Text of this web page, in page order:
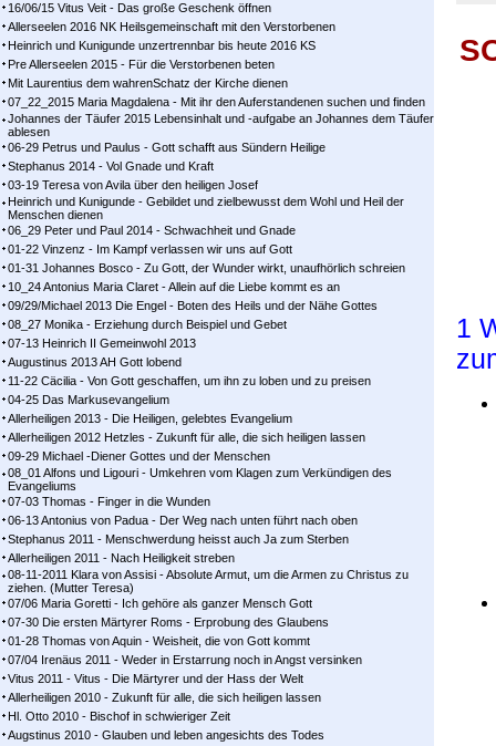
16/06/15 Vitus Veit - Das große Geschenk öffnen
Allerseelen 2016 NK Heilsgemeinschaft mit den Verstorbenen
Heinrich und Kunigunde unzertrennbar bis heute 2016 KS
Pre Allerseelen 2015 - Für die Verstorbenen beten
Mit Laurentius dem wahrenSchatz der Kirche dienen
07_22_2015 Maria Magdalena - Mit ihr den Auferstandenen suchen und finden
Johannes der Täufer 2015 Lebensinhalt und -aufgabe an Johannes dem Täufer
ablesen
06-29 Petrus und Paulus - Gott schafft aus Sündern Heilige
Stephanus 2014 - Vol Gnade und Kraft
03-19 Teresa von Avila über den heiligen Josef
Heinrich und Kunigunde - Gebildet und zielbewusst dem Wohl und Heil der
Menschen dienen
06_29 Peter und Paul 2014 - Schwachheit und Gnade
01-22 Vinzenz - Im Kampf ver­las­sen wir uns auf Gott
01-31 Johannes Bosco - Zu Gott, der Wunder wirkt, unaufhörlich schreien
10_24 Antonius Maria Claret - Allein auf die Liebe kommt es an
09/29/Michael 2013 Die Engel - Boten des Heils und der Nähe Gottes
08_27 Monika - Erziehung durch Beispiel und Gebet
07-13 Heinrich II Gemeinwohl 2013
Augustinus 2013 AH Gott lobend
11-22 Cäcilia - Von Gott geschaffen, um ihn zu loben und zu preisen
04-25 Das Markusevangelium
Allerheiligen 2013 - Die Heiligen, gelebtes Evangelium
Allerheiligen 2012 Hetzles - Zukunft für alle, die sich heiligen lassen
09-29 Michael -Diener Gottes und der Menschen
08_01 Alfons und Ligouri - Umkehren vom Klagen zum Verkündigen des
Evangeliums
07-03 Thomas - Finger in die Wunden
06-13 Antonius von Padua - Der Weg nach unten führt nach oben
Stephanus 2011 - Menschwerdung heisst auch Ja zum Sterben
Allerheiligen 2011 - Nach Heiligkeit streben
08-11-2011 Klara von Assisi - Absolute Armut, um die Armen zu Christus zu
ziehen. (Mutter Teresa)
07/06 Maria Goretti - Ich gehöre als ganzer Mensch Gott
07-30 Die ersten Märtyrer Roms - Erprobung des Glaubens
01-28 Thomas von Aquin - Weisheit, die von Gott kommt
07/04 Irenäus 2011 - Weder in Erstarrung noch in Angst versinken
Vitus 2011 - Vitus - Die Märtyrer und der Hass der Welt
Allerheiligen 2010 - Zukunft für alle, die sich heiligen lassen
Hl. Otto 2010 - Bischof in schwieriger Zeit
Augstinus 2010 - Glauben und leben angesichts des Todes
1